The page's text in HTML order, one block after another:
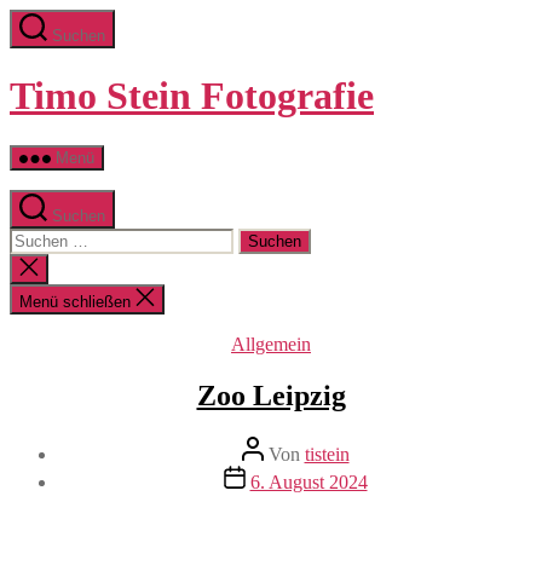
Zum
Inhalt Suchen
Timo Stein Fotografie
Menü
Suchen
Suchen
nach:
Suche
schließen
Menü schließen
Kategorien
Allgemein
Zoo Leipzig
Beitragsautor
Von tistein
Veröffentlichungsdatum
6. August 2024